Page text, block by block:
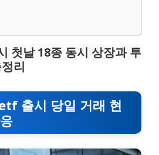
첫날 18종 동시 상장과 투
리
출시 당일 거래 현